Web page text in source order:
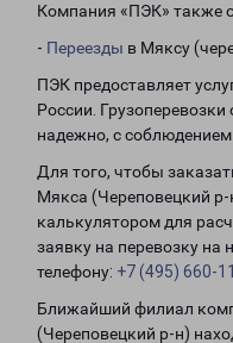
Компания «ПЭК» также
- Переезды в Мяксу
ПЭК предоставляет
России.
надежно, с
Для того, чтобы
Мякса (Череповецкий р-
калькулятором для
заявку на перевозку на
телефону: +7 (495) 660-
Ближайший филиал
(Череповецкий р-н)